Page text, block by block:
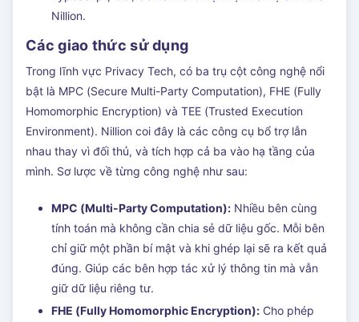
Nillion.
Các giao thức sử dụng
Trong lĩnh vực Privacy Tech, có ba trụ cột công nghệ nổi
bật là MPC (Secure Multi-Party Computation), FHE (Fully
Homomorphic Encryption) và TEE (Trusted Execution
Environment). Nillion coi đây là các công cụ bổ trợ lẫn
nhau thay vì đối thủ, và tích hợp cả ba vào hạ tầng của
mình. Sơ lược về từng công nghệ như sau:
MPC (Multi-Party Computation): Nhiều bên cùng
tính toán mà không cần chia sẻ dữ liệu gốc. Mỗi bên
chỉ giữ một phần bí mật và khi ghép lại sẽ ra kết quả
đúng. Giúp các bên hợp tác xử lý thông tin mà vẫn
giữ dữ liệu riêng tư.
FHE (Fully Homomorphic Encryption): Cho phép